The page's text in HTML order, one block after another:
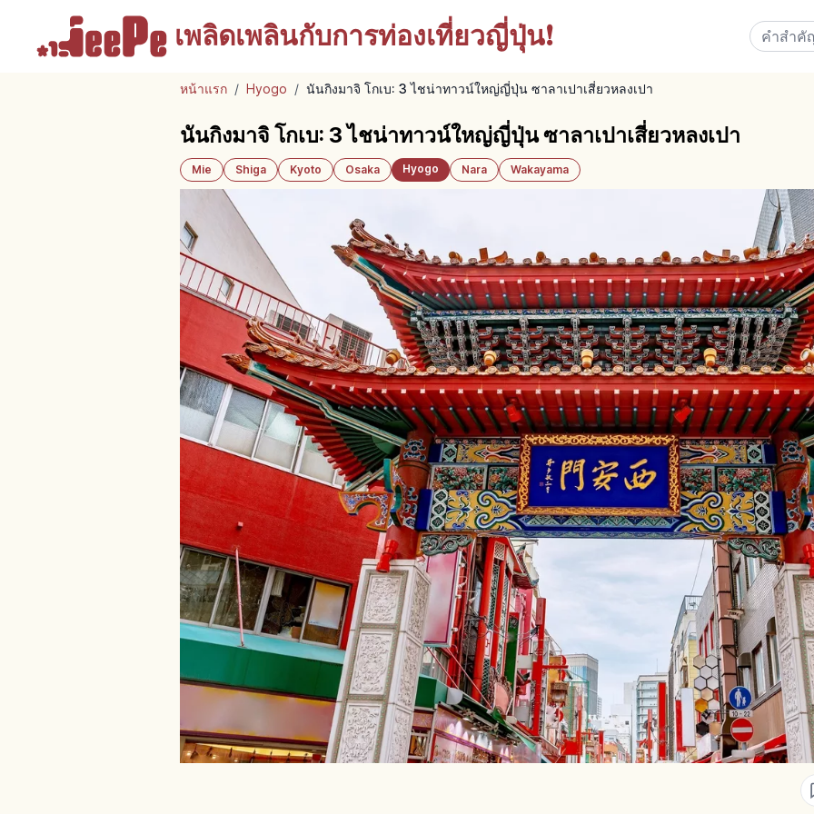
เพลิดเพลินกับการท่องเที่ยวญี่ปุ่น!
หน้าแรก / Hyogo / นันกิงมาจิ โกเบ: 3 ไชน่าทาวน์ใหญ่ญี่ปุ่น ซาลาเปาเสี่ยวหลงเปา
นันกิงมาจิ โกเบ: 3 ไชน่าทาวน์ใหญ่ญี่ปุ่น ซาลาเปาเสี่ยวหลงเปา
Mie Shiga Kyoto Osaka Hyogo Nara Wakayama